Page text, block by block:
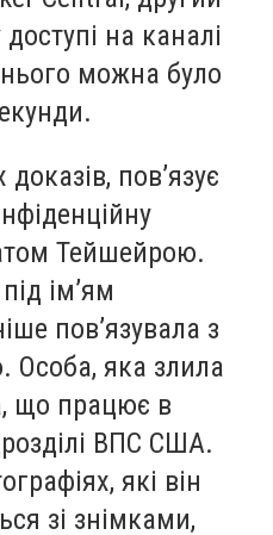
на каналі
нього можна було
пов’язує
Тейшейрою.
ім’ям
пов’язувала з
яка злила
що працює в
ВПС США.
які він
зі знімками,